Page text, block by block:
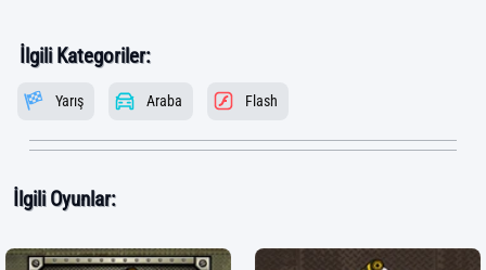
İlgili Kategoriler:
Yarış Araba Flash
İlgili Oyunlar: